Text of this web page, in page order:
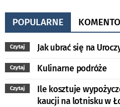
POPULARNE
Czytaj Jak ubrać się na
Czytaj Kulinarne podróże
Czytaj
Ile kosztuje
kaucji na lotnisku w